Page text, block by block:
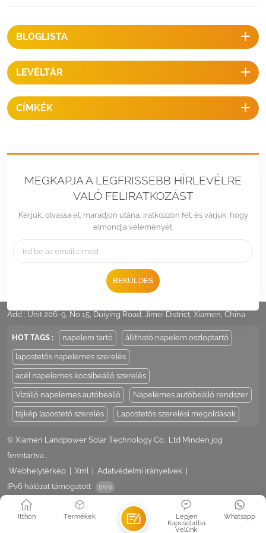
betontömb Single Inline tervezett kocsibeálló szerkezetekTelepítési
helyszíni hegesztésl Gyors telepítésl Maximalizálja a parkolóhelyetl
Több alapozási lehetőség l Korrózióálló Projekt referencia: A
kocsibeálló felszereléséhez kattintson ide: Solar Carport
Structures Napelemes állvány-/szerelő hardvereket tervezünk és
állványok minden részlete nem szerepel az interneten, ezért kérjük,
ne habozzon kapcsolatba lépni velünk, ha további részleteket
BLOGLISTA
LEVÉLTÁR
CÍMKÉK
MEGKAPJA A LEGFRISSEBB HÍRLEVÉLRE
VALÓ FELIRATKOZÁST
Kérjük, olvassa el, maradjon utána, iratkozzon fel, és várjuk, hogy
elmondja véleményét.
BEKÜLDÉS
Add : Unit 206-9, No 15, Duiying Road, Jimei District, Xiamen, China
HOT TAGS : napelem tartó állítható napelem oszloptartó
lapostetős napelemes szerelés
acél napelemes kocsibeálló szerelés
Vízálló napelemes autóbeálló Napelemes autóbeálló rendszer
tájkép lapostető szerelés Lapostetős szerelési megoldások
© Xiamen Landpower Solar Technology Co., Ltd Minden jog
fenntartva .
Webhelytérkép
Xml Adatvédelmi irányelvek
IPv6 hálózat támogatott
Itthon Termékek Whatsapp
Lépjen
Kapcsolatba
Velünk